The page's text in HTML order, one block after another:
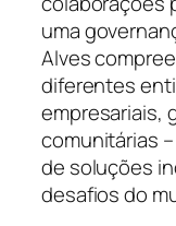
uma
Alves
diferentes
empresariais,
comunitárias
de soluções
desafios do